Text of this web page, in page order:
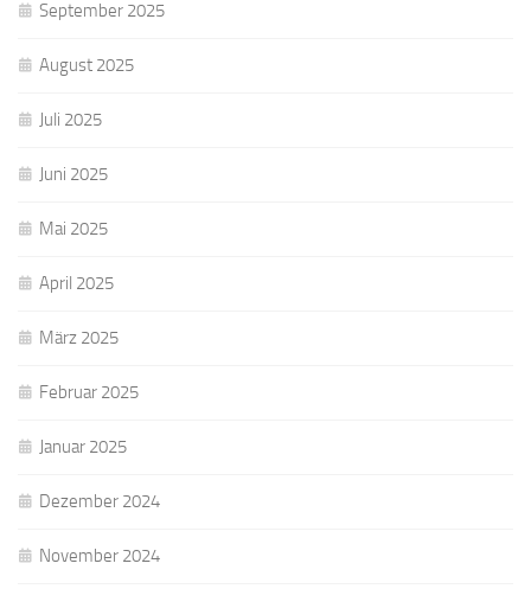
September 2025
August 2025
Juli 2025
Juni 2025
Mai 2025
April 2025
März 2025
Februar 2025
Januar 2025
Dezember 2024
November 2024